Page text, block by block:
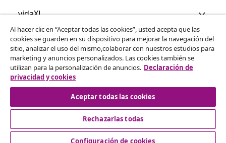
vidaXL
Descubre mas
© 2008-2026 vidaXL www.vidaxl.es es una página web de
vidaXL Marketplace International B.V.
Al hacer clic en “Aceptar todas las cookies”, usted acepta que las
cookies se guarden en su dispositivo para mejorar la navegación del
sitio, analizar el uso del mismo,colaborar con nuestros estudios para
marketing y anuncios personalizados. Las cookies también se
utilizan para la personalización de anuncios. Declaración de
privacidad y cookies
Aceptar todas las cookies
Rechazarlas todas
Configuración de cookies